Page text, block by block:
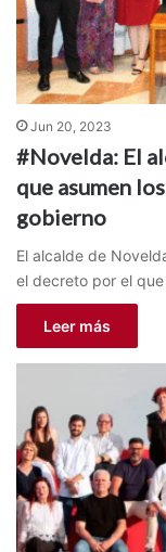
Jun 20, 2023
#Novelda: El
que asumen
gobierno
El alcalde de
el decreto por el
Leer más